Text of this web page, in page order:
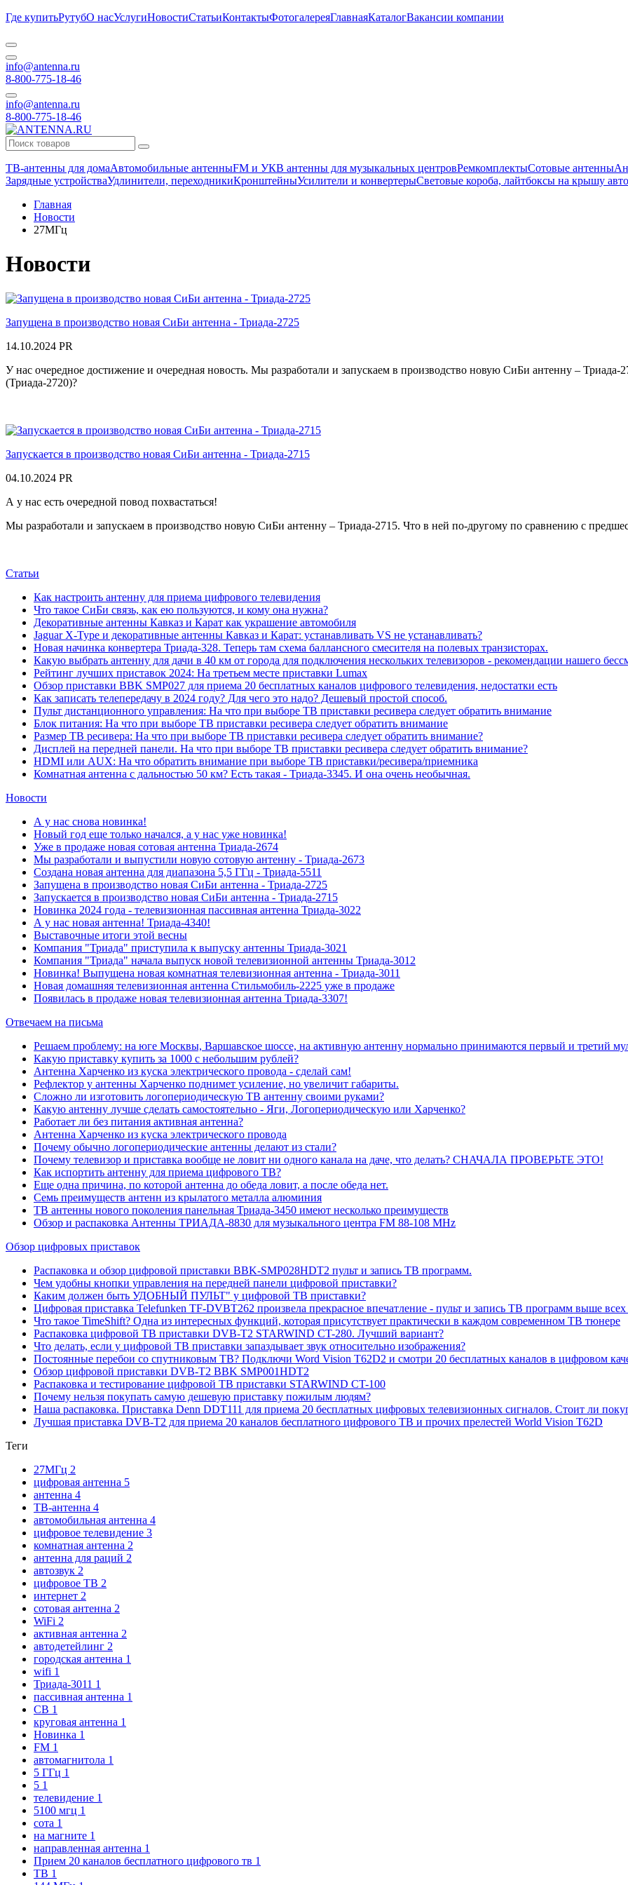
Где купитьРутубО насУслугиНовостиСтатьиКонтактыФотогалереяГлавнаяКаталогВакансии компании
info@antenna.ru
8-800-775-18-46
info@antenna.ru
8-800-775-18-46
ТВ-антенны для домаАвтомобильные антенныFM и УКВ антенны для музыкальных центровРемкомплектыСотовые антенны
Зарядные устройстваУдлинители, переходникиКронштейныУсилители и конвертерыСветовые короба, лайтбоксы на крышу
Главная
Новости
27МГц
Новости
Запущена в производство новая СиБи антенна - Триада-2725
14.10.2024 PR
У нас очередное достижение и очередная новость. Мы разработали и запускаем в производство новую СиБи антенну –
(Триада-2720)?
Запускается в производство новая СиБи антенна - Триада-2715
04.10.2024 PR
А у нас есть очередной повод похвастаться!
Мы разработали и запускаем в производство новую СиБи антенну – Триада-2715. Что в ней по-другому по сравнению с
Статьи
Как настроить антенну для приема цифрового телевидения
Что такое СиБи связь, как ею пользуются, и кому она нужна?
Декоративные антенны Кавказ и Карат как украшение автомобиля
Jaguar X-Type и декоративные антенны Кавказ и Карат: устанавливать VS не устанавливать?
Новая начинка конвертера Триада-328. Теперь там схема баллансного смесителя на полевых транзисторах.
Какую выбрать антенну для дачи в 40 км от города для подключения нескольких телевизоров - рекомендации нашего
Рейтинг лучших приставок 2024: На третьем месте приставки Lumax
Обзор приставки BBK SMP027 для приема 20 бесплатных каналов цифрового телевидения, недостатки есть
Как записать телепередачу в 2024 году? Для чего это надо? Дешевый простой способ.
Пульт дистанционного управления: На что при выборе ТВ приставки ресивера следует обратить внимание
Блок питания: На что при выборе ТВ приставки ресивера следует обратить внимание
Размер ТВ ресивера: На что при выборе ТВ приставки ресивера следует обратить внимание?
Дисплей на передней панели. На что при выборе ТВ приставки ресивера следует обратить внимание?
HDMI или AUX: На что обратить внимание при выборе ТВ приставки/ресивера/приемника
Комнатная антенна с дальностью 50 км? Есть такая - Триада-3345. И она очень необычная.
Новости
А у нас снова новинка!
Новый год еще только начался, а у нас уже новинка!
Уже в продаже новая сотовая антенна Триада-2674
Мы разработали и выпустили новую сотовую антенну - Триада-2673
Создана новая антенна для диапазона 5,5 ГГц - Триада-5511
Запущена в производство новая СиБи антенна - Триада-2725
Запускается в производство новая СиБи антенна - Триада-2715
Новинка 2024 года - телевизионная пассивная антенна Триада-3022
А у нас новая антенна! Триада-4340!
Выставочные итоги этой весны
Компания "Триада" приступила к выпуску антенны Триада-3021
Компания "Триада" начала выпуск новой телевизионной антенны Триада-3012
Новинка! Выпущена новая комнатная телевизионная антенна - Триада-3011
Новая домашняя телевизионная антенна Стильмобиль-2225 уже в продаже
Появилась в продаже новая телевизионная антенна Триада-3307!
Отвечаем на письма
Решаем проблему: на юге Москвы, Варшавское шоссе, на активную антенну нормально принимаются первый и третий
Какую приставку купить за 1000 с небольшим рублей?
Антенна Харченко из куска электрического провода - сделай сам!
Рефлектор у антенны Харченко поднимет усиление, но увеличит габариты.
Сложно ли изготовить логопериодическую ТВ антенну своими руками?
Какую антенну лучше сделать самостоятельно - Яги, Логопериодическую или Харченко?
Работает ли без питания активная антенна?
Антенна Харченко из куска электрического провода
Почему обычно логопериодические антенны делают из стали?
Почему телевизор и приставка вообще не ловит ни одного канала на даче, что делать? СНАЧАЛА ПРОВЕРЬТЕ ЭТО!
Как испортить антенну для приема цифрового ТВ?
Еще одна причина, по которой антенна до обеда ловит, а после обеда нет.
Семь преимуществ антенн из крылатого металла алюминия
ТВ антенны нового поколения панельная Триада-3450 имеют несколько преимуществ
Обзор и распаковка Антенны ТРИАДА-8830 для музыкального центра FM 88-108 MHz
Обзор цифровых приставок
Распаковка и обзор цифровой приставки BBK-SMP028HDT2 пульт и запись ТВ программ.
Чем удобны кнопки управления на передней панели цифровой приставки?
Каким должен быть УДОБНЫЙ ПУЛЬТ" у цифровой ТВ приставки?
Цифровая приставка Telefunken TF-DVBT262 произвела прекрасное впечатление - пульт и запись ТВ программ выше
Что такое TimeShift? Одна из интересных функций, которая присутствует практически в каждом современном ТВ тюнере
Распаковка цифровой ТВ приставки DVB-T2 STARWIND CT-280. Лучший вариант?
Что делать, если у цифровой ТВ приставки запаздывает звук относительно изображения?
Постоянные перебои со спутниковым ТВ? Подключи Word Vision T62D2 и смотри 20 бесплатных каналов в цифровом
Обзор цифровой приставки DVB-T2 BBK SMP001HDT2
Распаковка и тестирование цифровой ТВ приставки STARWIND CT-100
Почему нельзя покупать самую дешевую приставку пожилым людям?
Наша распаковка. Приставка Denn DDT111 для приема 20 бесплатных цифровых телевизионных сигналов. Стоит ли
Лучшая приставка DVB-T2 для приема 20 каналов бесплатного цифрового ТВ и прочих прелестей World Vision T62D
Теги
27МГц 2
цифровая антенна 5
антенна 4
ТВ-антенна 4
автомобильная антенна 4
цифровое телевидение 3
комнатная антенна 2
антенна для раций 2
автозвук 2
цифровое ТВ 2
интернет 2
сотовая антенна 2
WiFi 2
активная антенна 2
автодетейлинг 2
городская антенна 1
wifi 1
Триада-3011 1
пассивная антенна 1
CB 1
круговая антенна 1
Новинка 1
FM 1
автомагнитола 1
5 ГГц 1
5 1
телевидение 1
5100 мгц 1
сота 1
на магните 1
направленная антенна 1
Прием 20 каналов бесплатного цифрового тв 1
ТВ 1